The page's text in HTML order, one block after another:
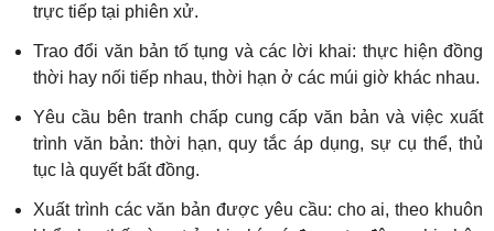
trực tiếp tại phiên xử.
Trao đổi văn bản tố tụng và các lời khai: thực hiện đồng
thời hay nối tiếp nhau, thời hạn ở các múi giờ khác nhau.
Yêu cầu bên tranh chấp cung cấp văn bản và việc xuất
trình văn bản: thời hạn, quy tắc áp dụng, sự cụ thể, thủ
tục là quyết bất đồng.
Xuất trình các văn bản được yêu cầu: cho ai, theo khuôn